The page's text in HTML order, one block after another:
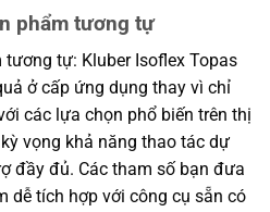
phẩm tương tự
tự: Kluber Isoflex Topas
ở cấp ứng dụng thay vì chỉ
các lựa chọn phổ biến trên thị
vọng khả năng thao tác dự
đầy đủ. Các tham số bạn đưa
dễ tích hợp với công cụ sẵn có